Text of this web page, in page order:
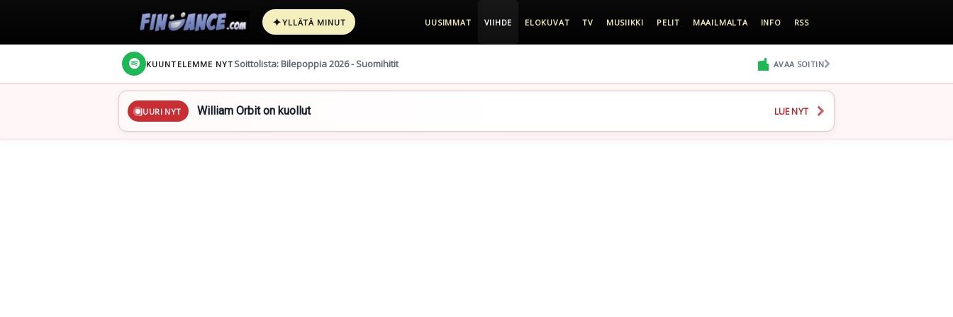
✦YLLÄTÄ MINUT UUSIMMAT VIIHDE ELOKUVAT TV MUSIIKKI PELIT MAAILMALTA INFO RSS
KUUNTELEMME NYT Soittolista: Bilepoppia 2026 - Suomihitit AVAA SOITIN
JUURI NYT William Orbit on kuollut LUE NYT